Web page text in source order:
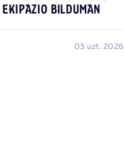
BILDUMAN
03 uzt. 2026